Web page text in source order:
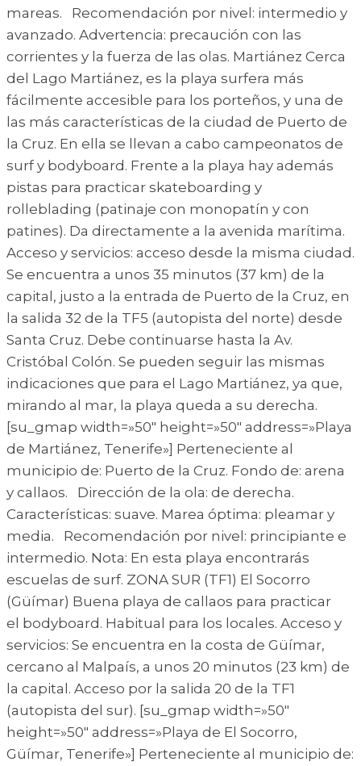
mareas. Recomendación por nivel: intermedio y
avanzado. Advertencia: precaución con las
corrientes y la fuerza de las olas. Martiánez Cerca
del Lago Martiánez, es la playa surfera más
fácilmente accesible para los porteños, y una de
las más características de la ciudad de Puerto de
la Cruz. En ella se llevan a cabo campeonatos de
surf y bodyboard. Frente a la playa hay además
pistas para practicar skateboarding y
rolleblading (patinaje con monopatín y con
patines). Da directamente a la avenida marítima.
Acceso y servicios: acceso desde la misma ciudad.
Se encuentra a unos 35 minutos (37 km) de la
capital, justo a la entrada de Puerto de la Cruz, en
la salida 32 de la TF5 (autopista del norte) desde
Santa Cruz. Debe continuarse hasta la Av.
Cristóbal Colón. Se pueden seguir las mismas
indicaciones que para el Lago Martiánez, ya que,
mirando al mar, la playa queda a su derecha.
[su_gmap width=»50″ height=»50″ address=»Playa
de Martiánez, Tenerife»] Perteneciente al
municipio de: Puerto de la Cruz. Fondo de: arena
y callaos. Dirección de la ola: de derecha.
Características: suave. Marea óptima: pleamar y
media. Recomendación por nivel: principiante e
intermedio. Nota: En esta playa encontrarás
escuelas de surf. ZONA SUR (TF1) El Socorro
(Güímar) Buena playa de callaos para practicar
el bodyboard. Habitual para los locales. Acceso y
servicios: Se encuentra en la costa de Güímar,
cercano al Malpaís, a unos 20 minutos (23 km) de
la capital. Acceso por la salida 20 de la TF1
(autopista del sur). [su_gmap width=»50″
height=»50″ address=»Playa de El Socorro,
Güímar, Tenerife»] Perteneciente al municipio de: